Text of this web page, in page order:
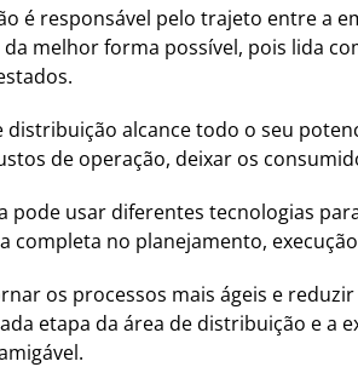
é responsável pelo trajeto entre a
melhor forma possível, pois lida
distribuição alcance todo o seu
de operação, deixar os
pode usar diferentes tecnologias
completa no planejamento,
os processos mais ágeis e
etapa da área de distribuição e a